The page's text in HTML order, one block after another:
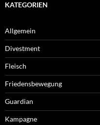
KATEGORIEN
Allgemein
Divestment
Fleisch
Friedensbewegung
Guardian
Kampagne